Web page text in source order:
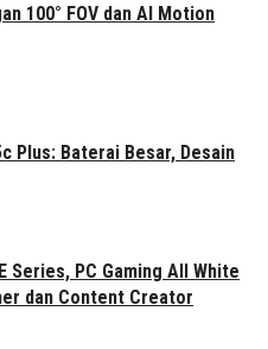
100° FOV dan AI Motion
Plus: Baterai Besar, Desain
Series, PC Gaming All White
dan Content Creator